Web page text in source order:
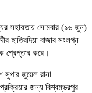
সহায়তায় সোমবার (১৬ জুন)
হাতিরদিয়া বাজার সংলগ্ন
গ্রেপ্তার করে।
সুপার জুয়েল রানা
জন্য বিশ্বম্ভরপুর